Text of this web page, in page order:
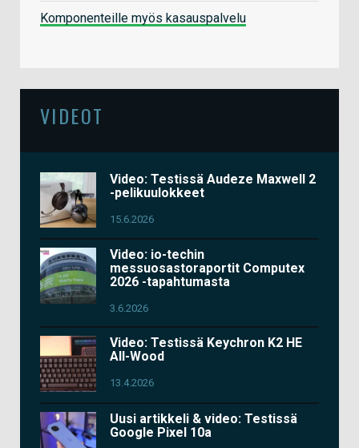
Komponenteille myös kasauspalvelu
VIDEOT
Video: Testissä Audeze Maxwell 2
-pelikuulokkeet
15.6.2026
Video: io-techin
messuosastoraportit Computex
2026 -tapahtumasta
3.6.2026
Video: Testissä Keychron K2 HE
All-Wood
13.4.2026
Uusi artikkeli & video: Testissä
Google Pixel 10a